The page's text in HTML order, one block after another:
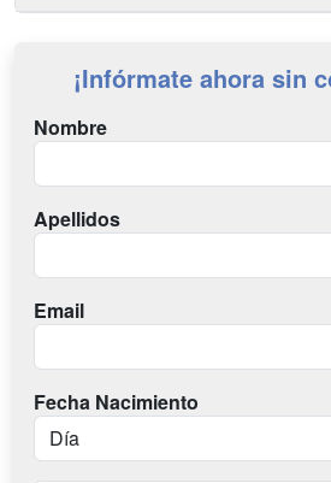
¡Infórmate ahora sin
Nombre
Apellidos
Email
Fecha Nacimiento